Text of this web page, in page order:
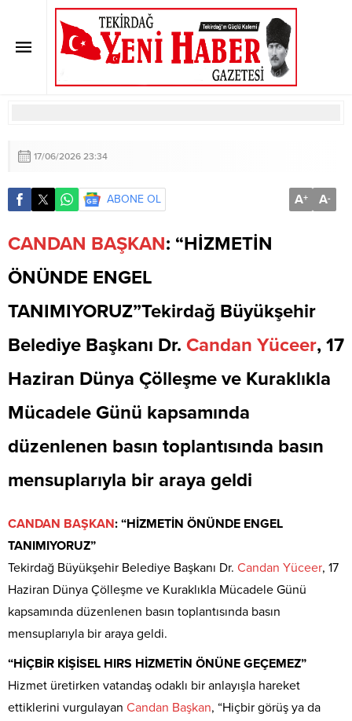
CANDAN BAŞKAN: “HİZMETİN
ÖNÜNDE ENGEL TANIMIYORUZ”
BÜYÜKŞEHİR
CANDAN BAŞKAN: “HİZMETİN ÖNÜNDE ENGEL
TANIMIYORUZ”
17/06/2026 23:34
ABONE OL A+ A-
CANDAN BAŞKAN: “HİZMETİN
ÖNÜNDE ENGEL
TANIMIYORUZ”Tekirdağ Büyükşehir
Belediye Başkanı Dr. Candan Yüceer, 17
Haziran Dünya Çölleşme ve Kuraklıkla
Mücadele Günü kapsamında
düzenlenen basın toplantısında basın
mensuplarıyla bir araya geldi
CANDAN BAŞKAN: “HİZMETİN ÖNÜNDE ENGEL
TANIMIYORUZ”
Tekirdağ Büyükşehir Belediye Başkanı Dr. Candan Yüceer, 17
Haziran Dünya Çölleşme ve Kuraklıkla Mücadele Günü
kapsamında düzenlenen basın toplantısında basın
mensuplarıyla bir araya geldi.
“HİÇBİR KİŞİSEL HIRS HİZMETİN ÖNÜNE GEÇEMEZ”
Hizmet üretirken vatandaş odaklı bir anlayışla hareket
ettiklerini vurgulayan Candan Başkan, “Hiçbir görüş ya da